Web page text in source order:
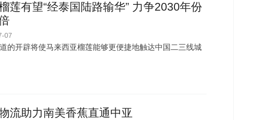
莲有望“经泰国陆路输华” 力争2030年份
07
的开辟将使马来西亚榴莲能够更便捷地触达中国二三线城
流助力南美香蕉直通中亚